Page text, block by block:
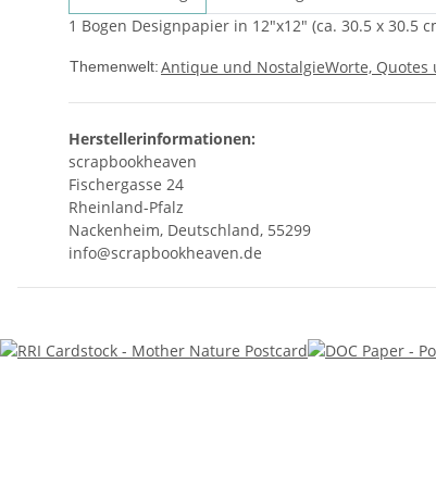
1 Bogen Designpapier in 12"x12" (ca. 30.5 x 30.5
Themenwelt:Antique und NostalgieWorte,
Herstellerinformationen:
scrapbookheaven
Fischergasse 24
Rheinland-Pfalz
Nackenheim, Deutschland, 55299
info@scrapbookheaven.de